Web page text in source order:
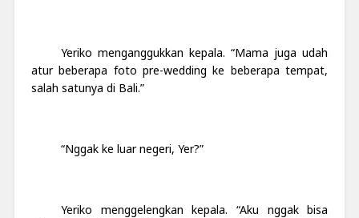
Yeriko menganggukkan kepala. “Mama juga udah
atur beberapa foto pre-wedding ke beberapa tempat,
salah satunya di Bali.”
“Nggak ke luar negeri, Yer?”
Yeriko menggelengkan kepala. “Aku nggak bisa